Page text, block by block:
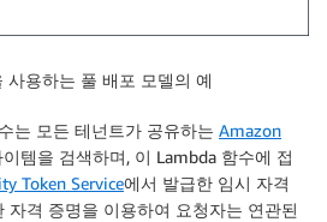
용하는 풀 배포 모델의 예
는 모든 테넌트가 공유하는 Amazon
템을 검색하며, 이 Lambda 함수에 접
Token Service에서 발급한 임시 자격
자격 증명을 이용하여 요청자는 연관된